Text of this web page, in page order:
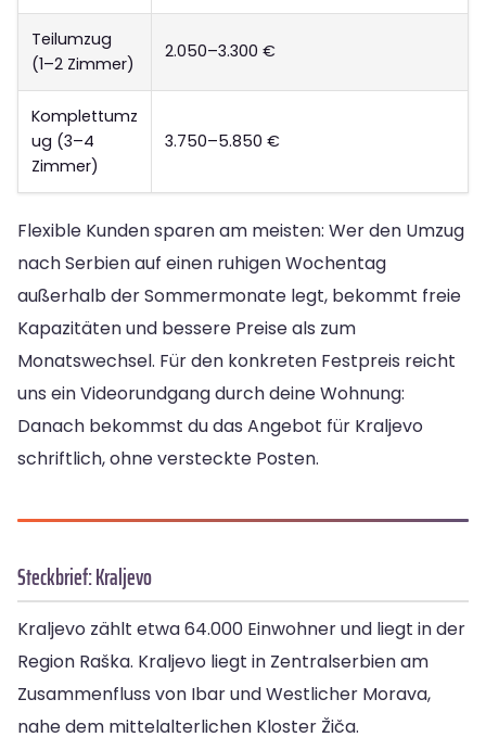
Teilumzug
(1–2 Zimmer)
2.050–3.300 €
Komplettumz
ug (3–4
Zimmer)
3.750–5.850 €
Flexible Kunden sparen am meisten: Wer den Umzug
nach Serbien auf einen ruhigen Wochentag
außerhalb der Sommermonate legt, bekommt freie
Kapazitäten und bessere Preise als zum
Monatswechsel. Für den konkreten Festpreis reicht
uns ein Videorundgang durch deine Wohnung:
Danach bekommst du das Angebot für Kraljevo
schriftlich, ohne versteckte Posten.
Steckbrief: Kraljevo
Kraljevo zählt etwa 64.000 Einwohner und liegt in der
Region Raška. Kraljevo liegt in Zentralserbien am
Zusammenfluss von Ibar und Westlicher Morava,
nahe dem mittelalterlichen Kloster Žiča.